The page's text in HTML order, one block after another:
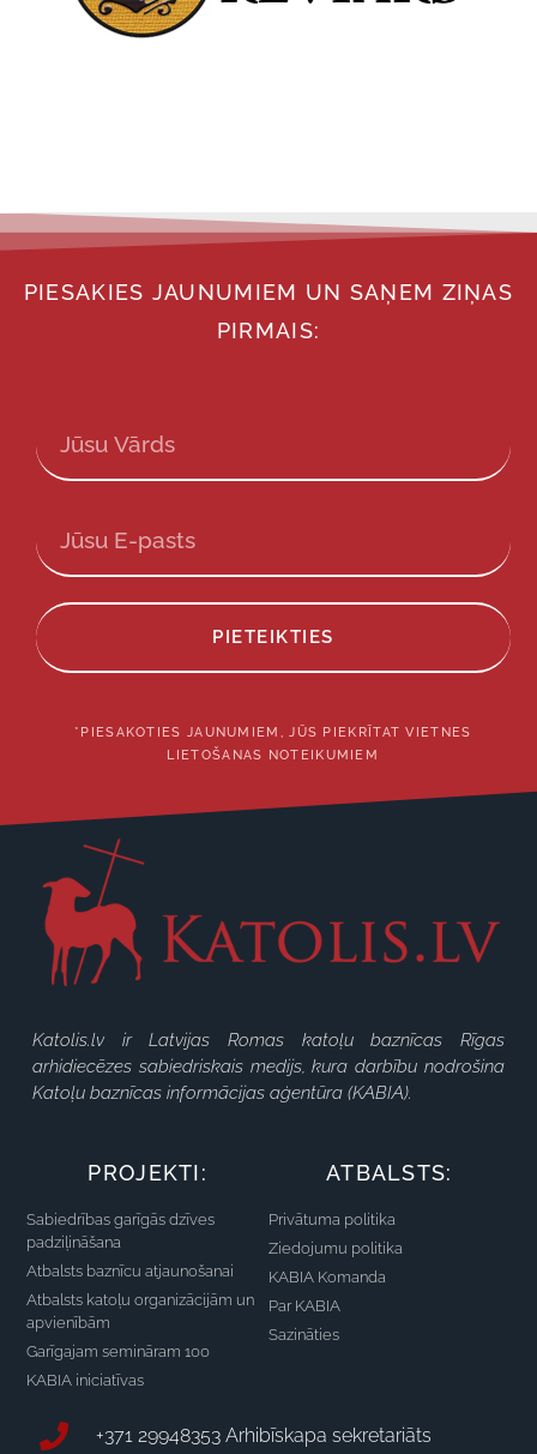
PIESAKIES JAUNUMIEM UN SAŅEM ZIŅAS
PIRMAIS:
PIETEIKTIES
*PIESAKOTIES JAUNUMIEM, JŪS PIEKRĪTAT VIETNES
LIETOŠANAS NOTEIKUMIEM
Katolis.lv ir Latvijas Romas katoļu baznīcas Rīgas
arhidiecēzes sabiedriskais medijs, kura darbību nodrošina
Katoļu baznīcas informācijas aģentūra (KABIA).
PROJEKTI:
Sabiedrības garīgās dzīves
padziļināšana
Atbalsts baznīcu atjaunošanai
Atbalsts katoļu organizācijām un
apvienībām
Garīgajam semināram 100
KABIA iniciatīvas
ATBALSTS:
Privātuma politika
Ziedojumu politika
KABIA Komanda
Par KABIA
Sazināties
+371 29948353 Arhibīskapa sekretariāts